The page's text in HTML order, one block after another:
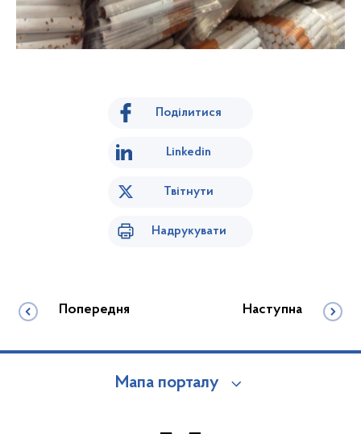
Поділитися
Linkedin
Твітнути
Надрукувати
Попередня Наступна
Мапа порталу